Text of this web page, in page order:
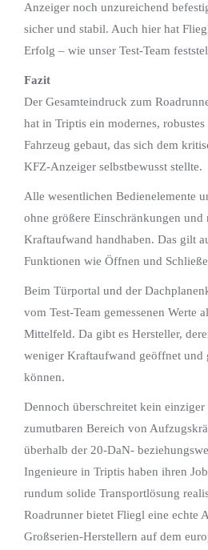
Anzeiger noch unzureichend
sicher und stabil. Auch hier hat
Erfolg – wie unser Test-Team
Fazit
Der Gesamteindruck zum
hat in Triptis ein modernes,
Fahrzeug gebaut, das sich dem
KFZ-Anzeiger selbstbewusst stellte.
Alle wesentlichen Bedienelemente
ohne größere Einschränkungen und
Kraftaufwand handhaben. Das gilt
Funktionen wie Öffnen und
Beim Türportal und der
vom Test-Team gemessenen Werte
Mittelfeld. Da gibt es Hersteller,
weniger Kraftaufwand geöffnet und
können.
Dennoch überschreitet kein einziger
zumutbaren Bereich von
überhalb der 20-DaN-
Ingenieure in Triptis haben ihren
rundum solide Transportlösung
Roadrunner bietet Fliegl eine echte
Großserien-Herstellern auf dem